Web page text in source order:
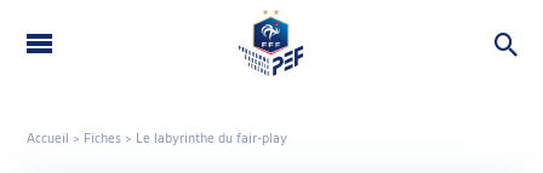
Accueil > Fiches > Le labyrinthe du fair-play